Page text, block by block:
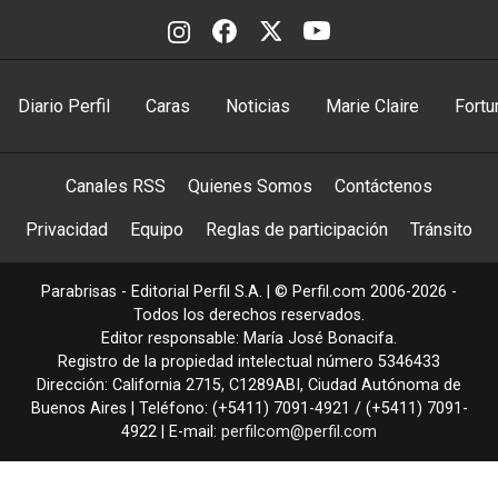
Diario Perfil Caras Noticias Marie Claire
Canales RSS Quienes Somos Contáctenos
Privacidad Equipo Reglas de participación Tránsito
Parabrisas - Editorial Perfil S.A. | © Perfil.com 2006-2026 -
Todos los derechos reservados.
Editor responsable: María José Bonacifa.
Registro de la propiedad intelectual número 5346433
Dirección: California 2715, C1289ABI , Ciudad Autónoma de
Buenos Aires | Teléfono: (+5411) 7091-4921 / (+5411) 7091-
4922 | E-mail: perfilcom@perfil.com